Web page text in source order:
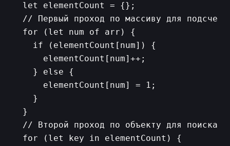
  let elementCount = {};
// Первый проход по массиву для
  for (let num of arr) {
    if (elementCount[num]) {
      elementCount[num]++;
    } else {
      elementCount[num] = 1;
    }
  }
// Второй проход по объекту для поиска
  for (let key in elementCount) {